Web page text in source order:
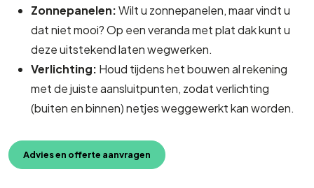
Zonnepanelen:Wilt u zonnepanelen, maar vindt u
dat niet mooi? Op een veranda met plat dak kunt u
deze uitstekend laten wegwerken.
Verlichting: Houd tijdens het bouwen al rekening
met de juiste aansluitpunten, zodat verlichting
(buiten en binnen) netjes weggewerkt kan worden.
Advies en offerte aanvragen